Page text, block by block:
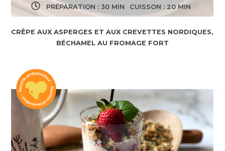
PRÉPARATION : 30 MIN CUISSON : 20 MIN
CRÊPE AUX ASPERGES ET AUX CREVETTES NORDIQUES,
BÉCHAMEL AU FROMAGE FORT